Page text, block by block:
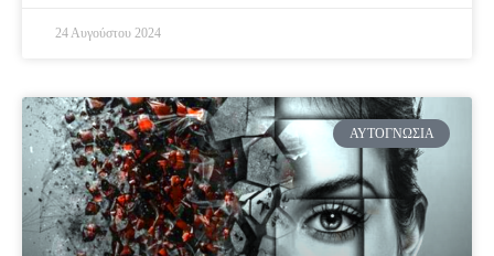
24 Αυγούστου 2024
ΑΥΤΟΓΝΩΣΊΑ